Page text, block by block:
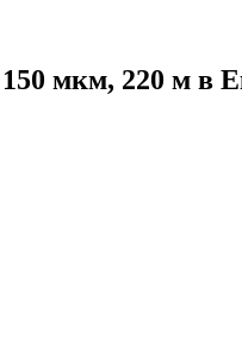
мкм, 220 м в